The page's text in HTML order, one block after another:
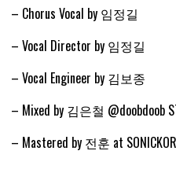
– Chorus Vocal by 임정길
– Vocal Director by 임정길
– Vocal Engineer by 김보종
– Mixed by 김은철 @doobdoob
– Mastered by 전훈 at